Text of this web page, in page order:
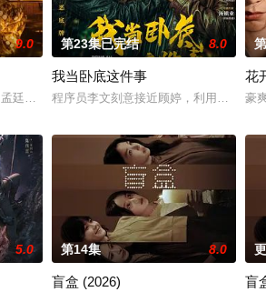
”的阴阳宅，江淮被掳走配“阴婚”。他与女探长
9.0
廷辉，大平王朝有史以来个以女子进士科三元及
第23集已完结 8.0
我当卧底这件事
程序员李文刻意接近顾婷，利用顾炎女
花
豪
5.0 第14集 8.0
盲盒 (2026) 盲